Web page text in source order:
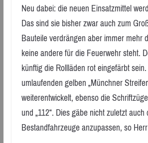
Neu dabei: die neuen Einsatzmittel
Das sind sie bisher zwar auch zum
Bauteile verdrängen aber immer mehr
keine andere für die Feuerwehr steht.
künftig die Rollläden rot eingefärbt
umlaufenden gelben „Münchner
weiterentwickelt, ebenso die
und „112“. Dies gäbe nicht zuletzt
Bestandfahrzeuge anzupassen, so